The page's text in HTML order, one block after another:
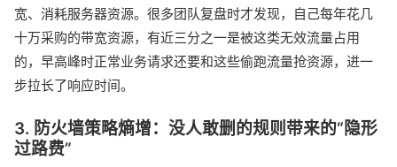
宽、消耗服务器资源。很多团队复盘时才发现，自己每年花几
十万采购的带宽资源，有近三分之一是被这类无效流量占用
的，早高峰时正常业务请求还要和这些偷跑流量抢资源，进一
步拉长了响应时间。
3. 防火墙策略熵增：没人敢删的规则带来的“隐形
过路费”